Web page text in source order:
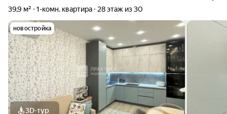
Бирюлёво Восточном (Южный округ), в Бирюлёво
Западном (Южный округ) в Москве и МО
39,9 м² 1-комн. квартира 28 этаж из 30
новостройка
3D-тур